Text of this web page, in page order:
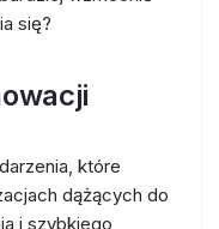
się?
które
dążących do
i szybkiego